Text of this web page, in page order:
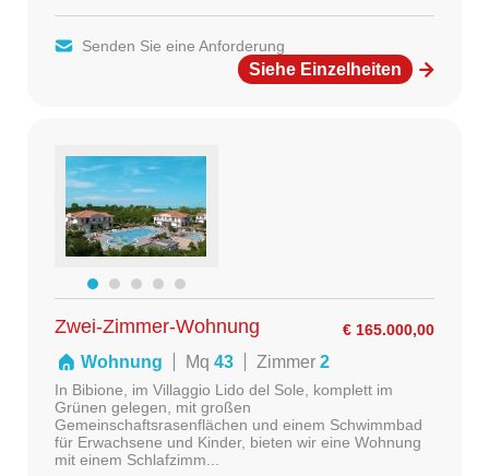
Senden Sie eine Anforderung
Siehe Einzelheiten
€ 165.000,00
Zwei-Zimmer-Wohnung
Wohnung Mq 43 Zimmer 2
In Bibione, im Villaggio Lido del Sole, komplett im
Grünen gelegen, mit großen
Gemeinschaftsrasenflächen und einem Schwimmbad
für Erwachsene und Kinder, bieten wir eine Wohnung
mit einem Schlafzimm...